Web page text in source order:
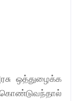
ஒத்துழைக்க